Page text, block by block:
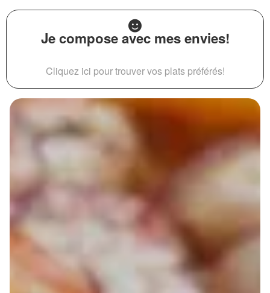
Je compose avec mes envies!
Cliquez ici pour trouver vos plats préférés!